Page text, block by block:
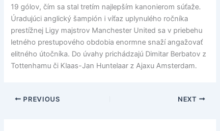
19 gólov, čím sa stal tretím najlepším kanonierom súťaže.
Úradujúci anglický šampión i víťaz uplynulého ročníka
prestížnej Ligy majstrov Manchester United sa v priebehu
letného prestupového obdobia enormne snaží angažovať
elitného útočníka. Do úvahy prichádzajú Dimitar Berbatov z
Tottenhamu či Klaas-Jan Huntelaar z Ajaxu Amsterdam.
PREVIOUS NEXT